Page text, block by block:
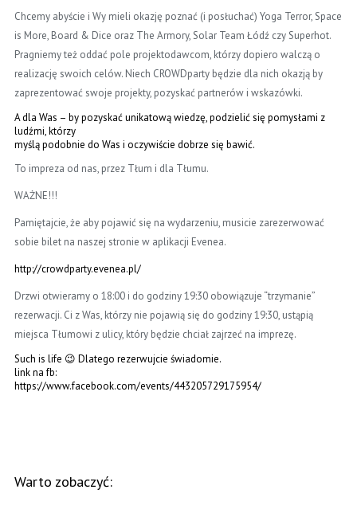
Chcemy abyście i Wy mieli okazję poznać (i posłuchać) Yoga Terror, Space
is More, Board & Dice oraz The Armory, Solar Team Łódź czy Superhot.
Pragniemy też oddać pole projektodawcom, którzy dopiero walczą o
realizację swoich celów. Niech CROWDparty będzie dla nich okazją by
zaprezentować swoje projekty, pozyskać partnerów i wskazówki.
A dla Was – by pozyskać unikatową wiedzę, podzielić się pomysłami z
ludźmi, którzy
myślą podobnie do Was i oczywiście dobrze się bawić.
To impreza od nas, przez Tłum i dla Tłumu.
WAŻNE!!!
Pamiętajcie, że aby pojawić się na wydarzeniu, musicie zarezerwować
sobie bilet na naszej stronie w aplikacji Evenea.
http://crowdparty.evenea.pl/
Drzwi otwieramy o 18:00 i do godziny 19:30 obowiązuje “trzymanie”
rezerwacji. Ci z Was, którzy nie pojawią się do godziny 19:30, ustąpią
miejsca Tłumowi z ulicy, który będzie chciał zajrzeć na imprezę.
Such is life 😉 Dlatego rezerwujcie świadomie.
link na fb:
https://www.facebook.com/events/443205729175954/
Warto zobaczyć: